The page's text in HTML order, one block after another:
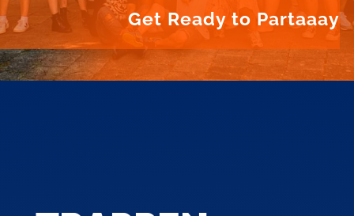
Get Ready to Partaaay